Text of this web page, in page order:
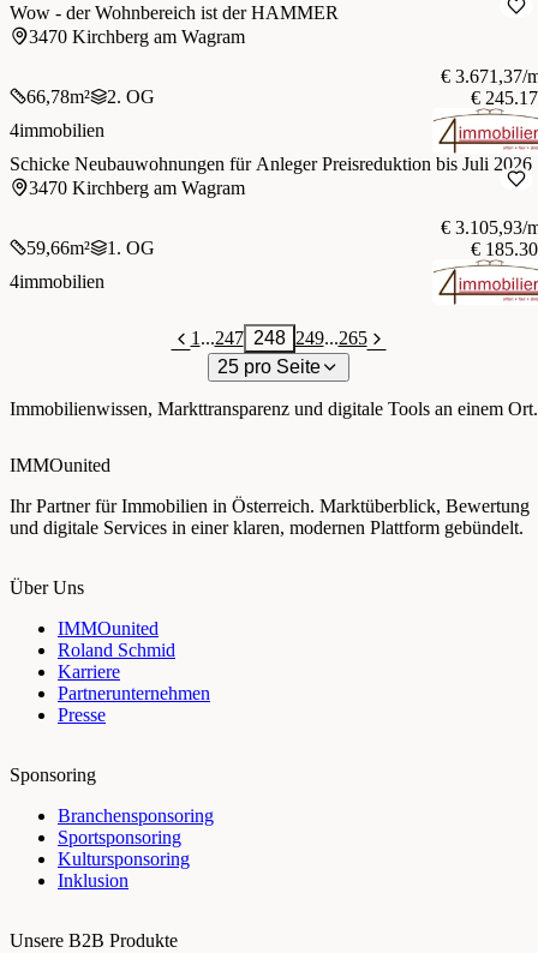
Wow - der Wohnbereich ist der HAMMER
3470 Kirchberg am Wagram
66,78m² 2. OG
€ 3.671,37/
€
4immobilien
Schicke Neubauwohnungen für Anleger Preisreduktion bis Juli 2026
3470 Kirchberg am Wagram
59,66m² 1. OG
€ 3.105,93/
€
4immobilien
1 ...247 248 249...265
25 pro Seite
Immobilienwissen, Markttransparenz und digitale Tools an einem Ort.
IMMOunited
Ihr Partner für Immobilien in Österreich. Marktüberblick, Bewertung
und digitale Services in einer klaren, modernen Plattform gebündelt.
Über Uns
IMMOunited
Roland Schmid
Karriere
Partnerunternehmen
Presse
Sponsoring
Branchensponsoring
Sportsponsoring
Kultursponsoring
Inklusion
Unsere B2B Produkte